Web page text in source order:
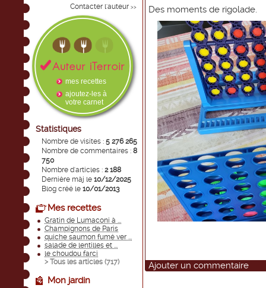
Contacter l'auteur >>
mes recettes
ajoutez-les à
votre carnet
Statistiques
Nombre de visites : 5 276 265
Nombre de commentaires : 8
750
Nombre d'articles : 2 188
Dernière màj le 10/12/2025
Blog créé le 10/01/2013
Mes recettes
Gratin de Lumaconi à ...
Champignons de Paris
quiche saumon fumé ver ...
salade de lentilles et ...
le choudou farci
> Tous les articles (717)
Mon jardin
Des moments de rigolade.
Ajouter un commentaire